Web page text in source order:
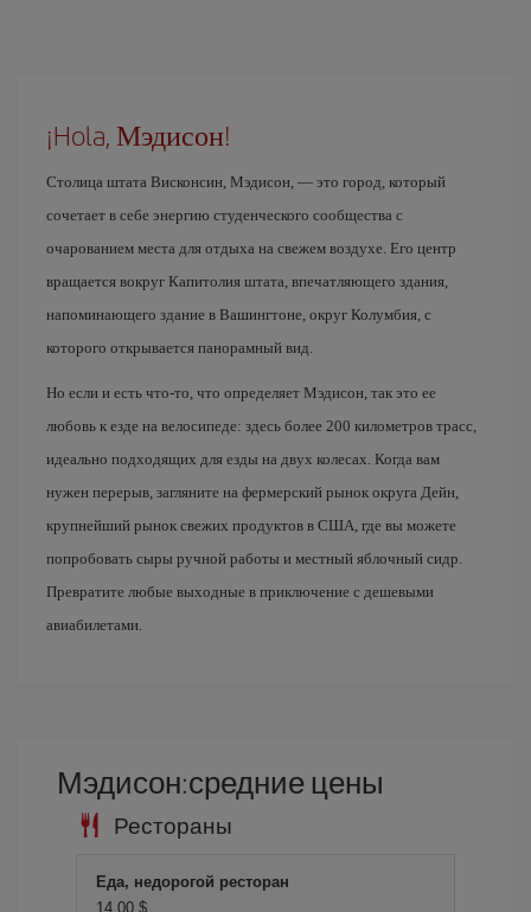
¡Hola, Мэдисон!
Столица штата Висконсин, Мэдисон, — это город, который
сочетает в себе энергию студенческого сообщества с
очарованием места для отдыха на свежем воздухе. Его центр
вращается вокруг Капитолия штата, впечатляющего здания,
напоминающего здание в Вашингтоне, округ Колумбия, с
которого открывается панорамный вид.
Но если и есть что-то, что определяет Мэдисон, так это ее
любовь к езде на велосипеде: здесь более 200 километров трасс,
идеально подходящих для езды на двух колесах. Когда вам
нужен перерыв, загляните на фермерский рынок округа Дейн,
крупнейший рынок свежих продуктов в США, где вы можете
попробовать сыры ручной работы и местный яблочный сидр.
Превратите любые выходные в приключение с дешевыми
авиабилетами.
Мэдисон:средние цены
Рестораны
Еда, недорогой ресторан
14,00 $